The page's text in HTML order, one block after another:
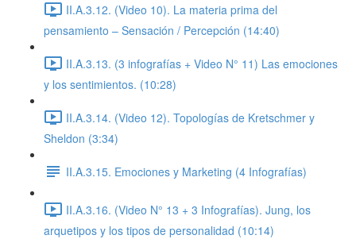
II.A.3.12. (Video 10). La materia prima del
pensamiento – Sensación / Percepción (14:40)
II.A.3.13. (3 infografías + Video N° 11) Las emociones
y los sentimientos. (10:28)
II.A.3.14. (Video 12). Topologías de Kretschmer y
Sheldon (3:34)
II.A.3.15. Emociones y Marketing (4 Infografías)
II.A.3.16. (Video N° 13 + 3 Infografías). Jung, los
arquetipos y los tipos de personalidad (10:14)